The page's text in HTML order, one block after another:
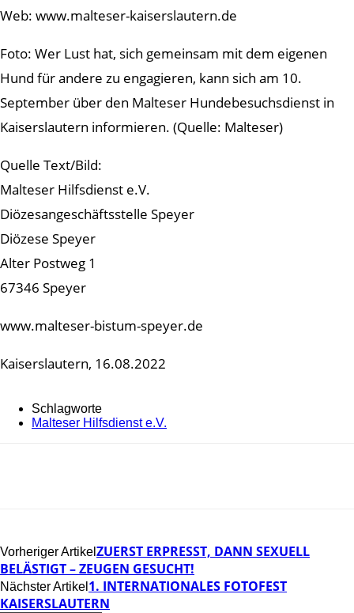
Web: www.malteser-kaiserslautern.de
Foto: Wer Lust hat, sich gemeinsam mit dem eigenen
Hund für andere zu engagieren, kann sich am 10.
September über den Malteser Hundebesuchsdienst in
Kaiserslautern informieren. (Quelle: Malteser)
Quelle Text/Bild:
Malteser Hilfsdienst e.V.
Diözesangeschäftsstelle Speyer
Diözese Speyer
Alter Postweg 1
67346 Speyer
www.malteser-bistum-speyer.de
Kaiserslautern, 16.08.2022
Schlagworte
Malteser Hilfsdienst e.V.
Vorheriger Artikel ZUERST ERPRESST, DANN SEXUELL
BELÄSTIGT – ZEUGEN GESUCHT!
Nächster Artikel 1. INTERNATIONALES FOTOFEST
KAISERSLAUTERN